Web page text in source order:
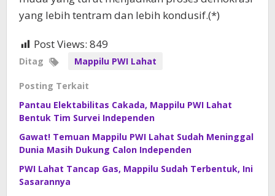
yang lebih tentram dan lebih kondusif.(*)
Post Views: 849
Ditag Mappilu PWI Lahat
Posting Terkait
Pantau Elektabilitas Cakada, Mappilu PWI Lahat
Bentuk Tim Survei Independen
Gawat! Temuan Mappilu PWI Lahat Sudah Meninggal
Dunia Masih Dukung Calon Independen
PWI Lahat Tancap Gas, Mappilu Sudah Terbentuk, Ini
Sasarannya